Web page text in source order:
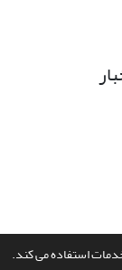
استفاده می کند.